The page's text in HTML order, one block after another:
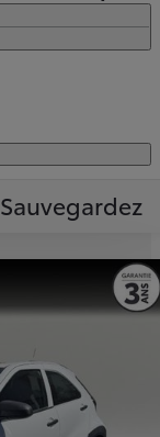
Sauvegardez